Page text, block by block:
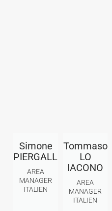
Simone
PIERGALLINI
AREA
MANAGER
ITALIEN
Tommaso
LO
IACONO
AREA
MANAGER
ITALIEN